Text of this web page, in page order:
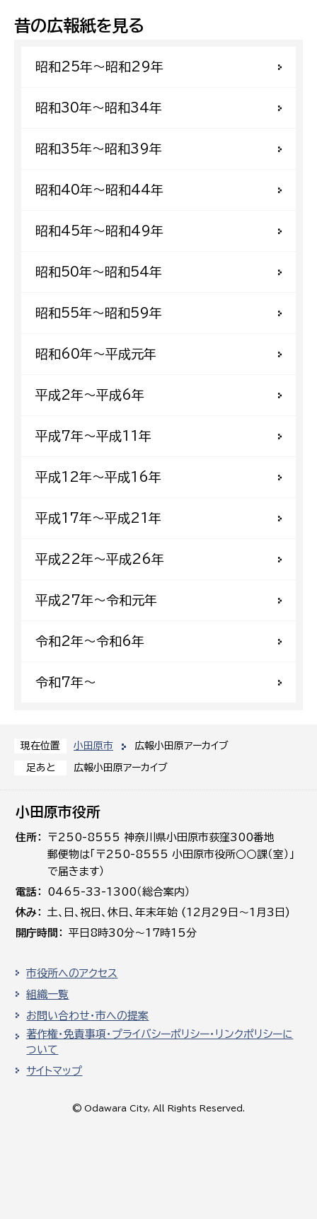
現在位置 小田原市 広報小田原アーカイブ
足あと 広報小田原アーカイブ
昔の広報紙を見る
昭和25年〜昭和29年
昭和30年〜昭和34年
昭和35年〜昭和39年
昭和40年〜昭和44年
昭和45年〜昭和49年
昭和50年〜昭和54年
昭和55年〜昭和59年
昭和60年〜平成元年
平成2年〜平成6年
平成7年〜平成11年
平成12年〜平成16年
平成17年〜平成21年
平成22年〜平成26年
平成27年〜令和元年
令和2年〜令和6年
令和7年〜
小田原市役所
住所
〒250-8555 神奈川県小田原市荻窪300番地
郵便物は「〒250-8555 小田原市役所○○課（室）」
で届きます）
電話
0465-33-1300（総合案内）
休み
土､日､祝日、休日、年末年始 (12月29日～1月3日)
開庁時間
平日8時30分～17時15分
市役所へのアクセス
組織一覧
お問い合わせ・市への提案
著作権・免責事項・プライバシーポリシー・リンクポリシーに
ついて
サイトマップ
© Odawara City, All Rights Reserved.